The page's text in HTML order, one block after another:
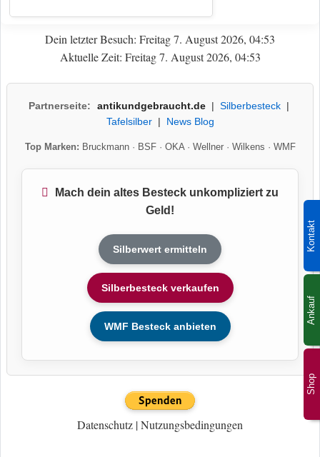
Shop
Kontakt
Ankauf
Dein letzter Besuch: Freitag 7. August 2026, 04:53
Aktuelle Zeit: Freitag 7. August 2026, 04:53
Partnerseite: antikundgebraucht.de| Silberbesteck|
Tafelsilber| News Blog
Top Marken: Bruckmann· BSF· OKA· Wellner· Wilkens · WMF
Mach dein altes Besteck unkompliziert zu
Geld!
Silberwert ermitteln
Silberbesteck verkaufen
WMF Besteck anbieten
Datenschutz |Nutzungsbedingungen